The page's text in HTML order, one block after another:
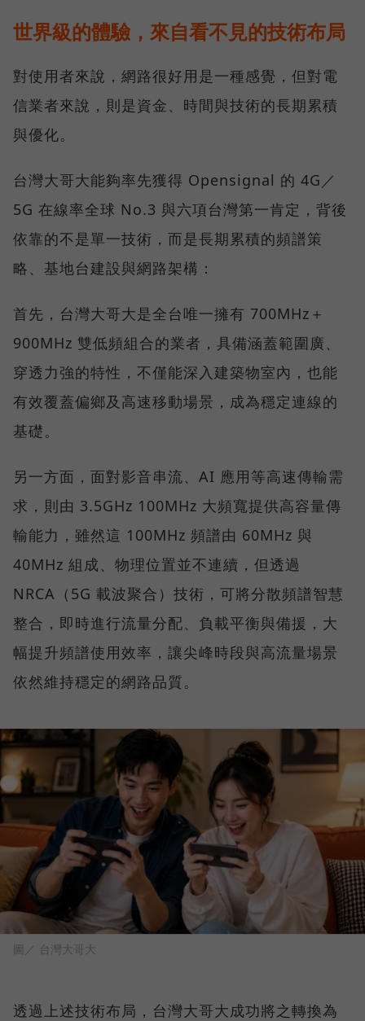
世界級的體驗，來自看不見的技術布局
對使用者來說，網路很好用是一種感覺，但對電
信業者來說，則是資金、時間與技術的長期累積
與優化。
台灣大哥大能夠率先獲得 Opensignal 的 4G／
5G 在線率全球 No.3 與六項台灣第一肯定，背後
依靠的不是單一技術，而是長期累積的頻譜策
略、基地台建設與網路架構：
首先，台灣大哥大是全台唯一擁有 700MHz＋
900MHz 雙低頻組合的業者，具備涵蓋範圍廣、
穿透力強的特性，不僅能深入建築物室內，也能
有效覆蓋偏鄉及高速移動場景，成為穩定連線的
基礎。
另一方面，面對影音串流、AI 應用等高速傳輸需
求，則由 3.5GHz 100MHz 大頻寬提供高容量傳
輸能力，雖然這 100MHz 頻譜由 60MHz 與
40MHz 組成、物理位置並不連續，但透過
NRCA（5G 載波聚合）技術，可將分散頻譜智慧
整合，即時進行流量分配、負載平衡與備援，大
幅提升頻譜使用效率，讓尖峰時段與高流量場景
依然維持穩定的網路品質。
圖／ 台灣大哥大
透過上述技術布局，台灣大哥大成功將之轉換為